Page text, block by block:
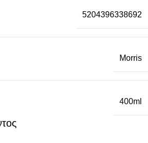
5204396338692
Morris
400ml